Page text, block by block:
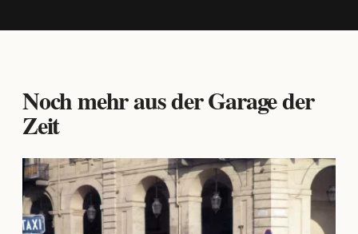
Noch mehr aus der Garage der
Zeit